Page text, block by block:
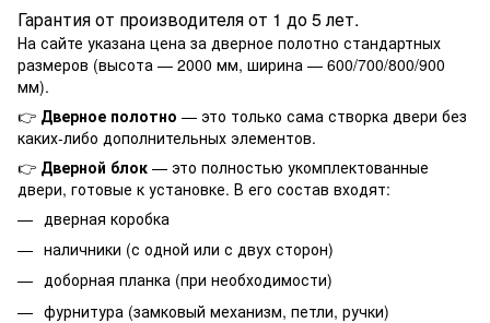
Гарантия от производителя от 1 до 5 лет.
На сайте указана цена за дверное полотно стандартных
размеров (высота — 2000 мм, ширина — 600/700/800/900
мм).
👉 Дверное полотно — это только сама створка двери без
каких-либо дополнительных элементов.
👉 Дверной блок — это полностью укомплектованные
двери, готовые к установке. В его состав входят:
дверная коробка
наличники (с одной или с двух сторон)
доборная планка (при необходимости)
фурнитура (замковый механизм, петли, ручки)